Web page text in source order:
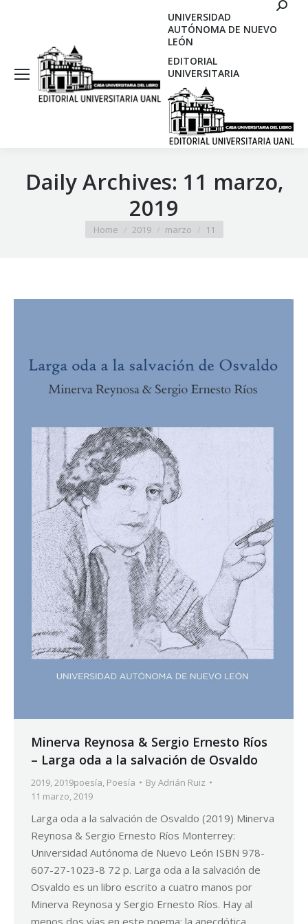
UNIVERSIDAD
AUTÓNOMA DE NUEVO
LEÓN
EDITORIAL
UNIVERSITARIA
Daily Archives: 11 marzo,
2019
You are here:
Home 2019 marzo 11
Minerva Reynosa & Sergio Ernesto Ríos
– Larga oda a la salvación de Osvaldo
2019,2019poesía, Poesía ByAdrián Ruiz
11 marzo, 2019
Larga oda a la salvación de Osvaldo (2019) Minerva
Reynosa & Sergio Ernesto Ríos Monterrey:
Universidad Autónoma de Nuevo León ISBN 978-
607-27-1023-8 72 p. Larga oda a la salvación de
Osvaldo es un libro escrito a cuatro manos por
Minerva Reynosa y Sergio Ernesto Ríos. Hay al
menos dos vías en este poema: la anecdótica…